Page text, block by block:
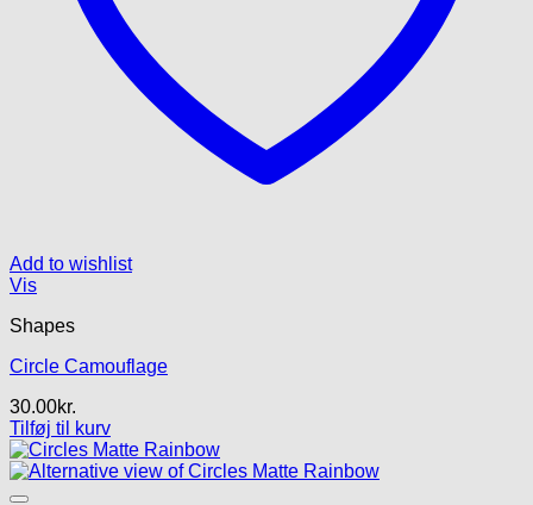
Add to wishlist
Vis
Shapes
Circle Camouflage
30.00kr.
Tilføj til kurv